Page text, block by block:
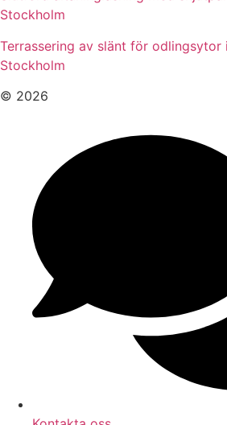
Stockholm
Terrassering av slänt för odlingsytor
Stockholm
© 2026